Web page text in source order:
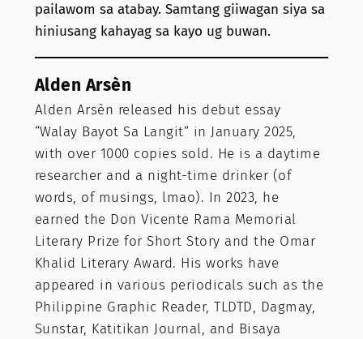
pailawom sa atabay. Samtang giiwagan siya sa
hiniusang kahayag sa kayo ug buwan.
Alden Arsèn
Alden Arsèn released his debut essay
“Walay Bayot Sa Langit” in January 2025,
with over 1000 copies sold. He is a daytime
researcher and a night-time drinker (of
words, of musings, lmao). In 2023, he
earned the Don Vicente Rama Memorial
Literary Prize for Short Story and the Omar
Khalid Literary Award. His works have
appeared in various periodicals such as the
Philippine Graphic Reader, TLDTD, Dagmay,
Sunstar, Katitikan Journal, and Bisaya